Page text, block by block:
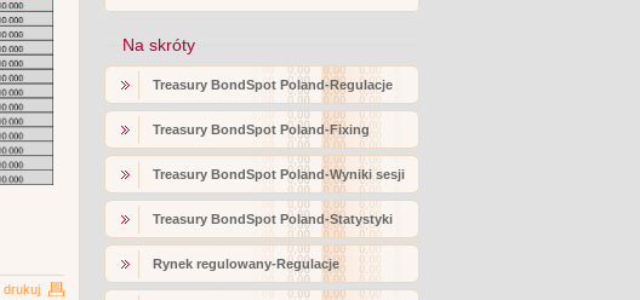
drukuj
Na skróty
Treasury BondSpot Poland-Regulacje
Treasury BondSpot Poland-Fixing
Treasury BondSpot Poland-Wyniki sesji
Treasury BondSpot Poland-Statystyki
Rynek regulowany-Regulacje